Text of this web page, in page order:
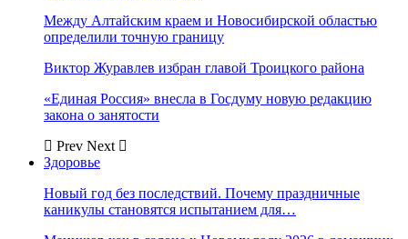
Между Алтайским краем и Новосибирской областью
определили точную границу
Виктор Журавлев избран главой Троицкого района
«Единая Россия» внесла в Госдуму новую редакцию
закона о занятости
Prev Next
Здоровье
Новый год без последствий. Почему праздничные
каникулы становятся испытанием для…